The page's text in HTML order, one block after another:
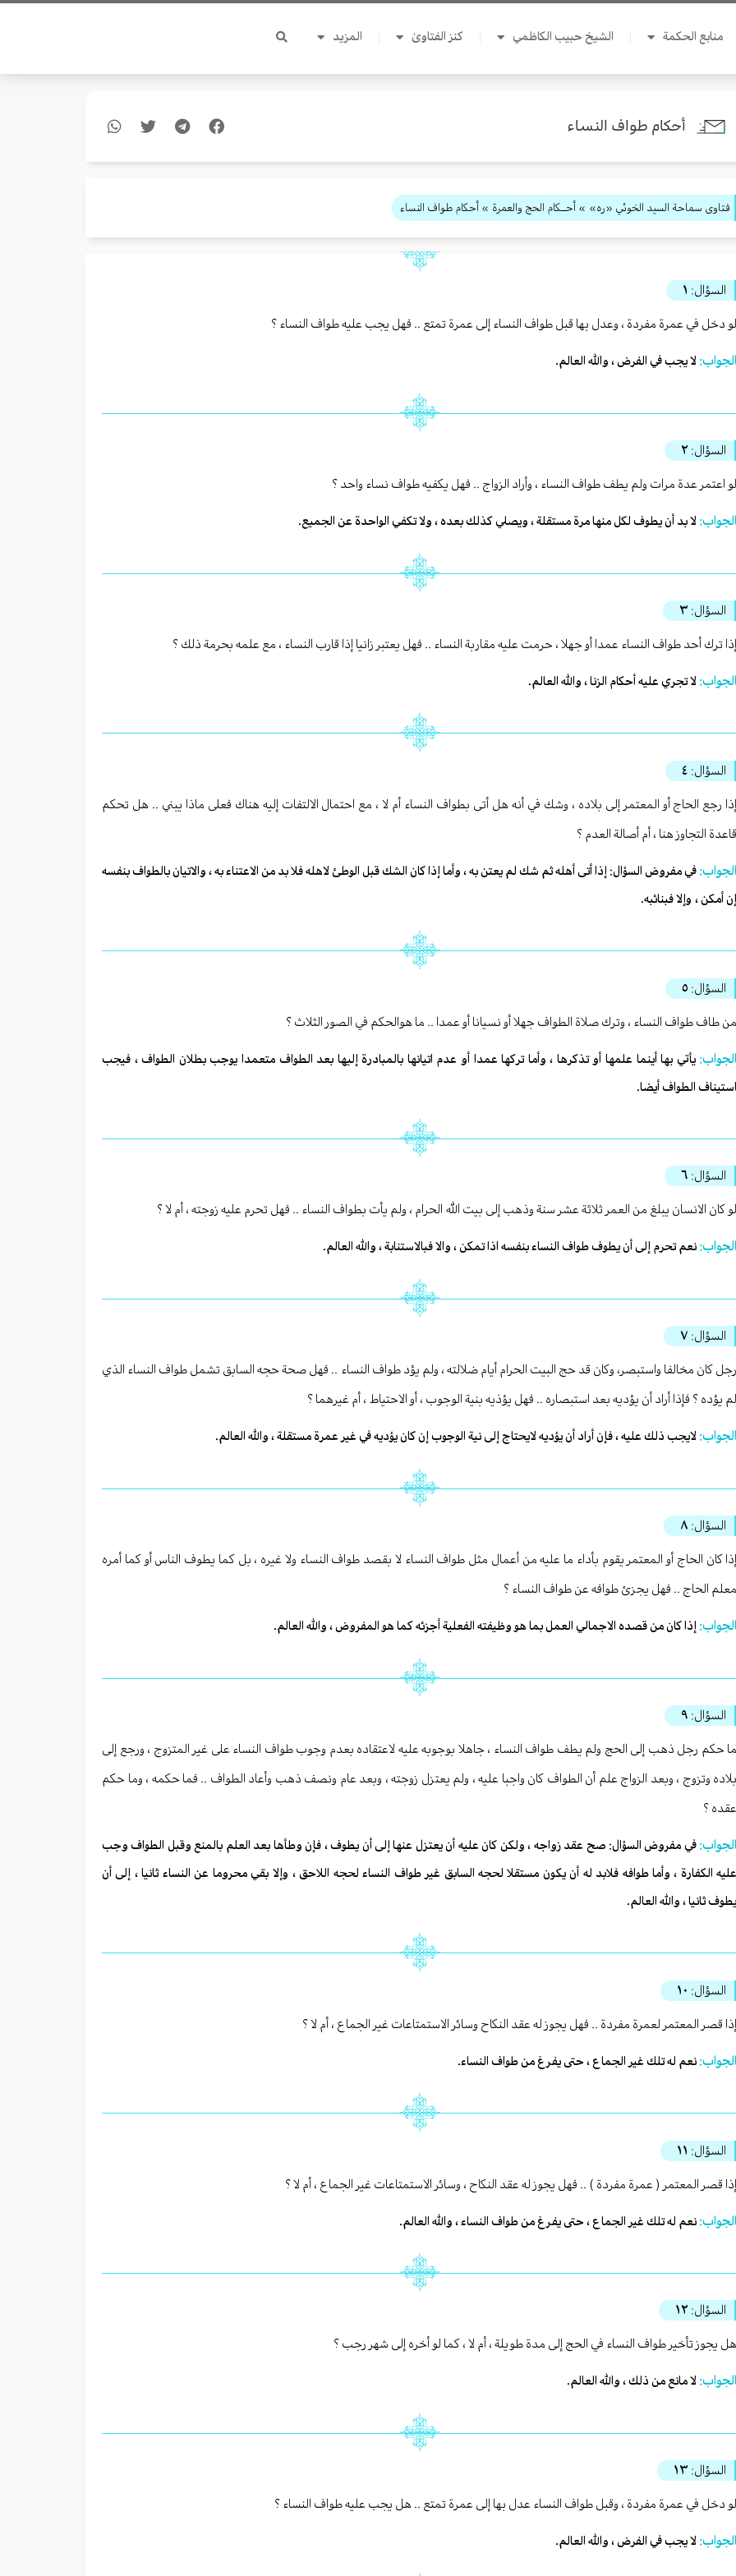
منابع الحكمة الشيخ حبيب الكاظمي كنز الفتاوىٰ المزيد
أحكام طواف النساء
فتاوى سماحة السيد الخوئي «ره» » أحــكام الحج والعمرة » أحكام طواف النساء
السؤال: ١
لو دخل في عمرة مفردة ، وعدل بها قبل طواف النساء إلى عمرة تمتع .. فهل يجب عليه طواف النساء ؟
الجواب: لا يجب في الفرض ، والله العالم.
السؤال: ٢
لو اعتمر عدة مرات ولم يطف طواف النساء ، وأراد الزواج .. فهل يكفيه طواف نساء واحد ؟
الجواب: لا بد أن يطوف لكل منها مرة مستقلة ، ويصلي كذلك بعده ، ولا تكفي الواحدة عن الجميع.
السؤال: ٣
إذا ترك أحد طواف النساء عمدا أو جهلا ، حرمت عليه مقاربة النساء .. فهل يعتبر زانيا إذا قارب النساء ، مع علمه بحرمة ذلك ؟
الجواب: لا تجري عليه أحكام الزنا ، والله العالم.
السؤال: ٤
إذا رجع الحاج أو المعتمر إلى بلاده ، وشك في أنه هل أتى بطواف النساء أم لا ، مع احتمال الالتفات إليه هناك فعلى ماذا يبني .. هل تحكم
قاعدة التجاوز هنا ، أم أصالة العدم ؟
الجواب: في مفروض السؤال: إذا أتى أهله ثم شك لم يعتن به ، وأما إذا كان الشك قبل الوطئ لاهله فلا بد من الاعتناء به ، والاتيان بالطواف بنفسه
إن أمكن ، وإلا فبنائبه.
السؤال: ٥
من طاف طواف النساء ، وترك صلاة الطواف جهلا أو نسيانا أو عمدا .. ما هوالحكم في الصور الثلاث ؟
الجواب:يأتي بها أينما علمها أو تذكرها ، وأما تركها عمدا أو عدم اتيانها بالمبادرة إليها بعد الطواف متعمدا يوجب بطلان الطواف ، فيجب
استيناف الطواف أيضا.
السؤال: ٦
لو كان الانسان يبلغ من العمر ثلاثة عشر سنة وذهب إلى بيت الله الحرام ، ولم يأت بطواف النساء .. فهل تحرم عليه زوجته ، أم لا ؟
الجواب: نعم تحرم إلى أن يطوف طواف النساء بنفسه اذا تمكن ، والا فبالاستنابة ، والله العالم.
السؤال: ٧
رجل كان مخالفا واستبصر، وكان قد حج البيت الحرام أيام ضلالته ، ولم يؤد طواف النساء .. فهل صحة حجه السابق تشمل طواف النساء الذي
لم يؤده ؟ فإذا أراد أن يؤديه بعد استبصاره .. فهل يؤذيه بنية الوجوب ، أو الاحتياط ، أم غيرهما ؟
الجواب: لايجب ذلك عليه ، فإن أراد أن يؤديه لايحتاج إلى نية الوجوب إن كان يؤديه في غير عمرة مستقلة ، والله العالم.
السؤال: ٨
إذا كان الحاج أو المعتمر يقوم بأداء ما عليه من أعمال مثل طواف النساء لا بقصد طواف النساء ولا غيره ، بل كما يطوف الناس أو كما أمره
معلم الحاج .. فهل يجزئ طوافه عن طواف النساء ؟
الجواب: إذا كان من قصده الاجمالي العمل بما هو وظيفته الفعلية أجزئه كما هو المفروض ، والله العالم.
السؤال: ٩
ما حكم رجل ذهب إلى الحج ولم يطف طواف النساء ، جاهلا بوجوبه عليه لاعتقاده بعدم وجوب طواف النساء على غير المتزوج ، ورجع إلى
بلاده وتزوج ، وبعد الزواج علم أن الطواف كان واجبا عليه ، ولم يعتزل زوجته ، وبعد عام ونصف ذهب وأعاد الطواف .. فما حكمه ، وما حكم
عقده ؟
الجواب:في مفروض السؤال: صح عقد زواجه ، ولكن كان عليه أن يعتزل عنها إلى أن يطوف ، فإن وطأها بعد العلم بالمنع وقبل الطواف وجب
عليه الكفارة ، وأما طوافه فلابد له أن يكون مستقلا لحجه السابق غير طواف النساء لحجه اللاحق ، وإلا بقي محروما عن النساء ثانيا ، إلى أن
يطوف ثانيا ، والله العالم.
السؤال: ١٠
إذا قصر المعتمر لعمرة مفردة .. فهل يجوز له عقد النكاح وسائر الاستمتاعات غير الجماع ، أم لا ؟
الجواب: نعم له تلك غير الجماع ، حتى يفرغ من طواف النساء.
السؤال: ١١
إذا قصر المعتمر ( عمرة مفردة ) .. فهل يجوز له عقد النكاح ، وسائر الاستمتاعات غير الجماع ، أم لا ؟
الجواب: نعم له تلك غير الجماع ، حتى يفرغ من طواف النساء ، والله العالم.
السؤال: ١٢
هل يجوز تأخير طواف النساء في الحج إلى مدة طويلة ، أم لا ، كما لو أخره إلى شهر رجب ؟
الجواب: لا مانع من ذلك ، والله العالم.
السؤال: ١٣
لو دخل في عمرة مفردة ، وقبل طواف النساء عدل بها إلى عمرة تمتع .. هل يجب عليه طواف النساء ؟
الجواب: لا يجب في الفرض ، والله العالم.